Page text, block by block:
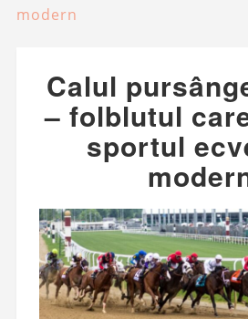
modern
Calul
– folblutul
sportul